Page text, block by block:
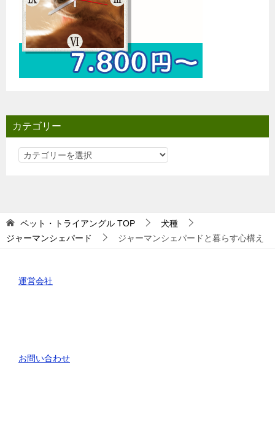
カテゴリー
カ
ペット・トライアングル TOP
犬種
ジャーマンシェパード
ジャーマンシェパードと暮らす心構え
運営会社
お問い合わせ